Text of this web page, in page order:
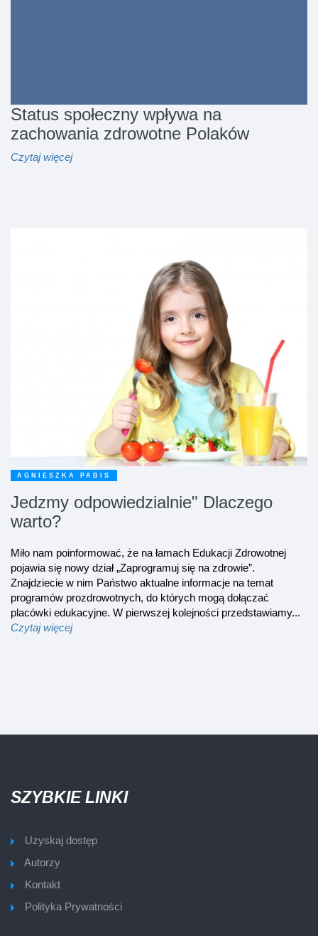
Status społeczny wpływa na
zachowania zdrowotne Polaków
Czytaj więcej
AGNIESZKA PABIS
Jedzmy odpowiedzialnie" Dlaczego
warto?
Miło nam poinformować, że na łamach Edukacji Zdrowotnej
pojawia się nowy dział „Zaprogramuj się na zdrowie”.
Znajdziecie w nim Państwo aktualne informacje na temat
programów prozdrowotnych, do których mogą dołączać
placówki edukacyjne. W pierwszej kolejności przedstawiamy...
Czytaj więcej
SZYBKIE LINKI
Uzyskaj dostęp
Autorzy
Kontakt
Polityka Prywatności